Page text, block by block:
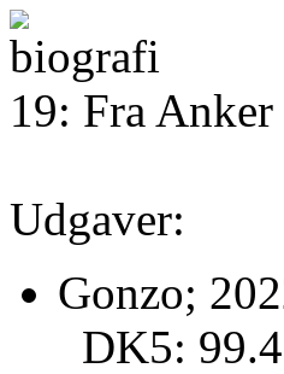
19: Fra
Udgaver:
Gonzo;
DK5: